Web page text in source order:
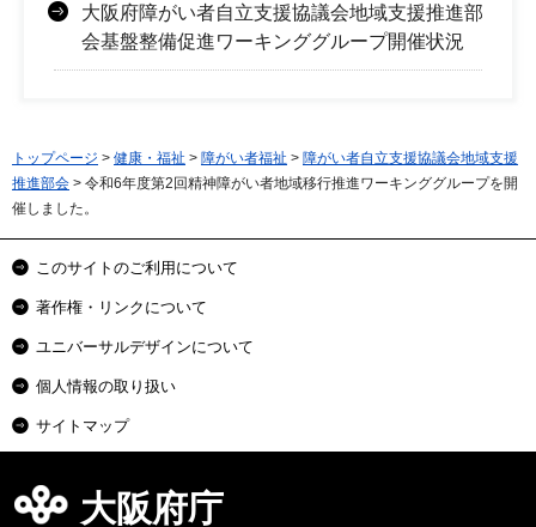
大阪府障がい者自立支援協議会地域支援推進部
会基盤整備促進ワーキンググループ開催状況
トップページ > 健康・福祉 > 障がい者福祉 > 障がい者自立支援協議会地域支援
推進部会 > 令和6年度第2回精神障がい者地域移行推進ワーキンググループを開
催しました。
このサイトのご利用について
著作権・リンクについて
ユニバーサルデザインについて
個人情報の取り扱い
サイトマップ
大阪府庁